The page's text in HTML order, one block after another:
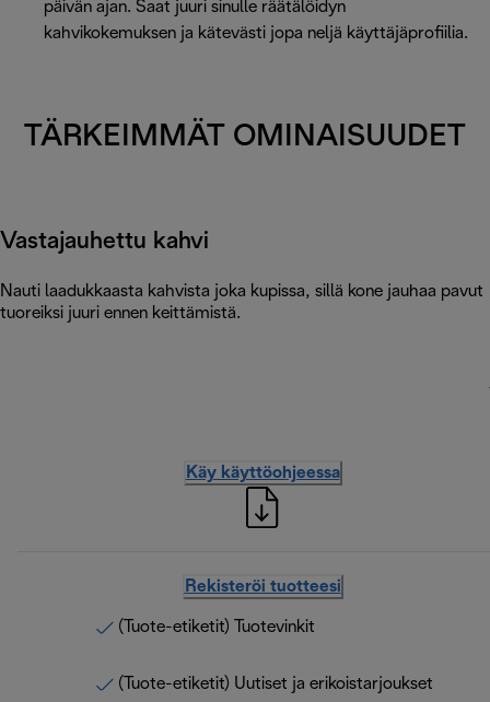
päivän ajan. Saat juuri sinulle räätälöidyn
kahvikokemuksen ja kätevästi jopa neljä käyttäjäprofiilia.
TÄRKEIMMÄT OMINAISUUDET
Vastajauhettu kahvi
Nauti laadukkaasta kahvista joka kupissa, sillä kone jauhaa pavut
tuoreiksi juuri ennen keittämistä.
Käy käyttöohjeessa
Rekisteröi tuotteesi
(Tuote-etiketit) Tuotevinkit
(Tuote-etiketit) Uutiset ja erikoistarjoukset